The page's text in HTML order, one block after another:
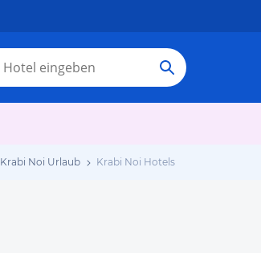
Krabi Noi Urlaub Krabi Noi Hotels